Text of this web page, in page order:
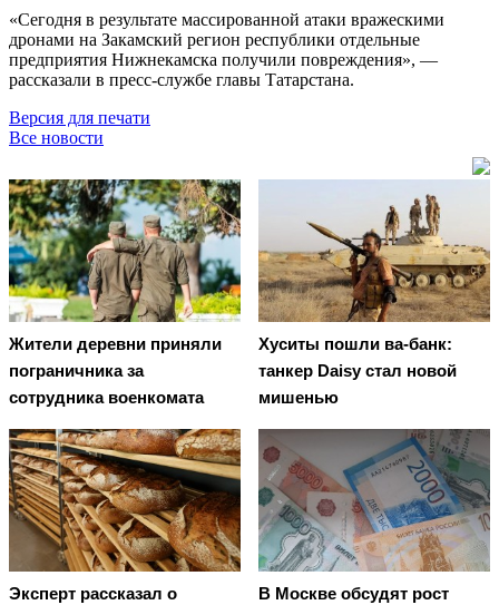
«Сегодня в результате массированной атаки вражескими
дронами на Закамский регион республики отдельные
предприятия Нижнекамска получили повреждения», —
рассказали в пресс-службе главы Татарстана.
Версия для печати
Все новости
Жители деревни приняли
пограничника за
сотрудника военкомата
Хуситы пошли ва-банк:
танкер Daisy стал новой
мишенью
Эксперт рассказал о
В Москве обсудят рост